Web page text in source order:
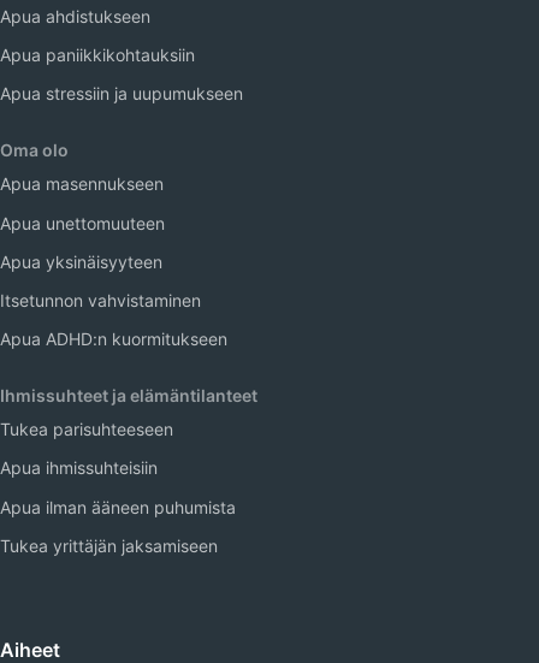
Apua ahdistukseen
Apua paniikkikohtauksiin
Apua stressiin ja uupumukseen
Oma olo
Apua masennukseen
Apua unettomuuteen
Apua yksinäisyyteen
Itsetunnon vahvistaminen
Apua ADHD:n kuormitukseen
Ihmissuhteet ja elämäntilanteet
Tukea parisuhteeseen
Apua ihmissuhteisiin
Apua ilman ääneen puhumista
Tukea yrittäjän jaksamiseen
Aiheet